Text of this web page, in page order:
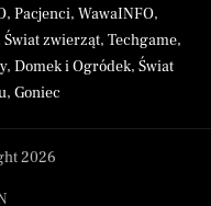
, Pacjenci, WawaINFO,
Świat zwierząt, Techgame,
, Domek i Ogródek, Świat
, Goniec
2026